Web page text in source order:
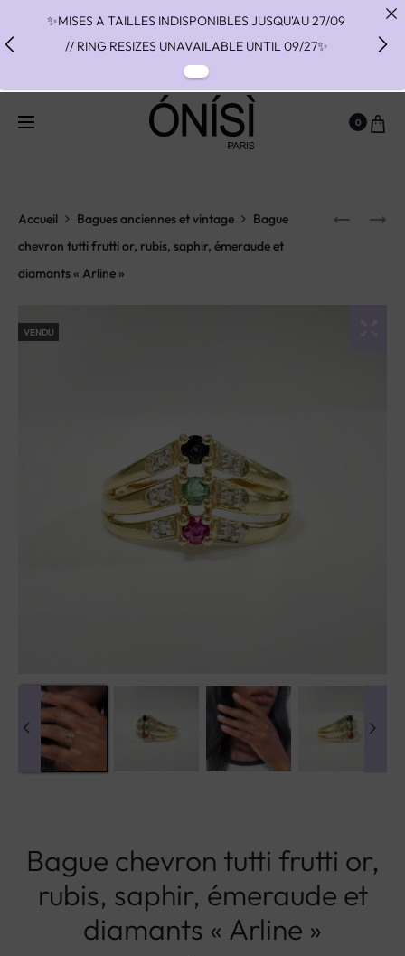
0
Accueil Bagues anciennes et vintage
Bague
chevron tutti frutti or, rubis, saphir, émeraude et
diamants « Arline »
VENDU
Bague chevron tutti frutti or,
rubis, saphir, émeraude et
diamants « Arline »
✨MISES A TAILLES INDISPONIBLES JUSQU'AU 27/09
// RING RESIZES UNAVAILABLE UNTIL 09/27✨
✨ FAST SHIPPING TO THE US WITH DHL EXPRESS -
NO SUPRISE DUTIES AT DELIVERY ✨
✨ PAIEMENT EN 3 OU 4 FOIS SANS FRAIS AVEC